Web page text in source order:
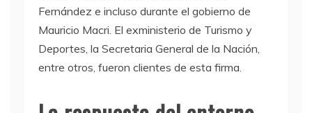
Fernández e incluso durante el gobierno de
Mauricio Macri. El exministerio de Turismo y
Deportes, la Secretaria General de la Nación,
entre otros, fueron clientes de esta firma.